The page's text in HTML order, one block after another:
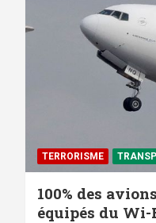
TERRORISME
100% des
équipés du Wi-